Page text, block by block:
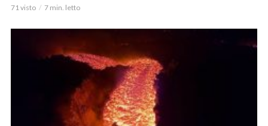
71 visto 7 min. letto